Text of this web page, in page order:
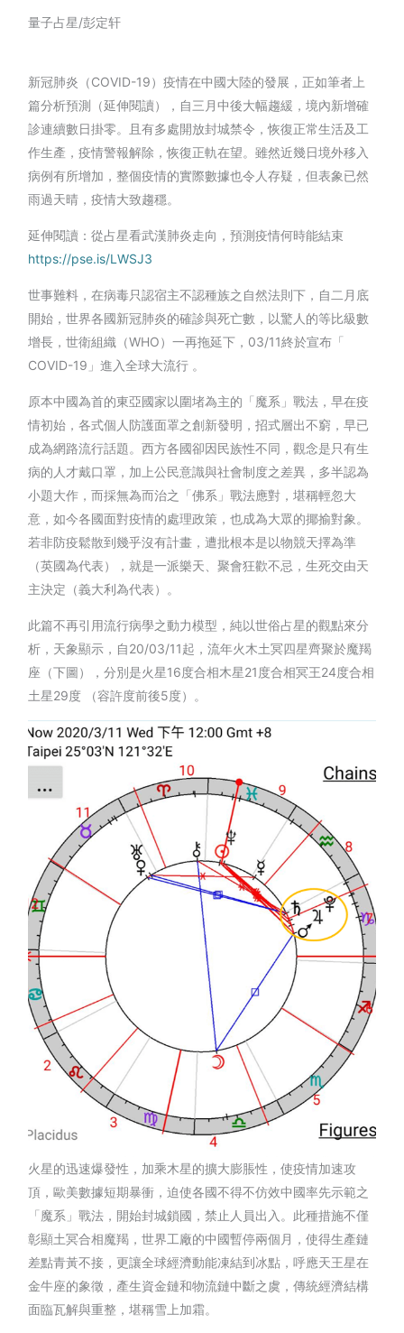
量子占星/彭定轩
新冠肺炎（COVID-19）疫情在中國大陸的發展，正如筆者上
篇分析預測（延伸閱讀），自三月中後大幅趨緩，境內新增確
診連續數日掛零。且有多處開放封城禁令，恢復正常生活及工
作生產，疫情警報解除，恢復正軌在望。雖然近幾日境外移入
病例有所增加，整個疫情的實際數據也令人存疑，但表象已然
雨過天晴，疫情大致趨穩。
延伸閱讀：從占星看武漢肺炎走向，預測疫情何時能結束
https://pse.is/LWSJ3
世事難料，在病毒只認宿主不認種族之自然法則下，自二月底
開始，世界各國新冠肺炎的確診與死亡數，以驚人的等比級數
增長，世衛組織（WHO）一再拖延下，03/11終於宣布「
COVID-19」進入全球大流行 。
原本中國為首的東亞國家以圍堵為主的「魔系」戰法，早在疫
情初始，各式個人防護面罩之創新發明，招式層出不窮，早已
成為網路流行話題。西方各國卻因民族性不同，觀念是只有生
病的人才戴口罩，加上公民意識與社會制度之差異，多半認為
小題大作，而採無為而治之「佛系」戰法應對，堪稱輕忽大
意，如今各國面對疫情的處理政策，也成為大眾的揶揄對象。
若非防疫鬆散到幾乎沒有計畫，遭批根本是以物競天擇為準
（英國為代表），就是一派樂天、聚會狂歡不忌，生死交由天
主決定（義大利為代表）。
此篇不再引用流行病學之動力模型，純以世俗占星的觀點來分
析，天象顯示，自20/03/11起，流年火木土冥四星齊聚於魔羯
座（下圖），分別是火星16度合相木星21度合相冥王24度合相
土星29度 （容許度前後5度）。
火星的迅速爆發性，加乘木星的擴大膨脹性，使疫情加速攻
頂，歐美數據短期暴衝，迫使各國不得不仿效中國率先示範之
「魔系」戰法，開始封城鎖國，禁止人員出入。此種措施不僅
彰顯土冥合相魔羯，世界工廠的中國暫停兩個月，使得生產鏈
差點青黃不接，更讓全球經濟動能凍結到冰點，呼應天王星在
金牛座的象徵，產生資金鏈和物流鏈中斷之虞，傳統經濟結構
面臨瓦解與重整，堪稱雪上加霜。